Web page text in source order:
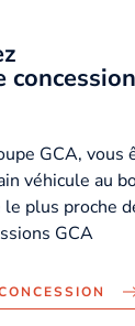
GCA, vous
véhicule au
plus proche
GCA